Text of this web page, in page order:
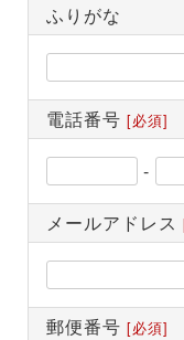
ふりがな
電話番号 [必須]
-
メールアドレス
郵便番号 [必須]